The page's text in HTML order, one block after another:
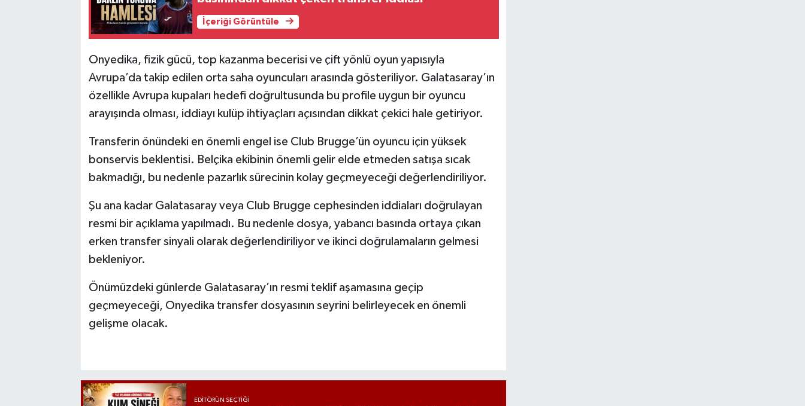
İçeriği Görüntüle
Onyedika, fizik gücü, top kazanma becerisi ve çift yönlü oyun yapısıyla
Avrupa’da takip edilen orta saha oyuncuları arasında gösteriliyor. Galatasaray’ın
özellikle Avrupa kupaları hedefi doğrultusunda bu profile uygun bir oyuncu
arayışında olması, iddiayı kulüp ihtiyaçları açısından dikkat çekici hale getiriyor.
Transferin önündeki en önemli engel ise Club Brugge’ün oyuncu için yüksek
bonservis beklentisi. Belçika ekibinin önemli gelir elde etmeden satışa sıcak
bakmadığı, bu nedenle pazarlık sürecinin kolay geçmeyeceği değerlendiriliyor.
Şu ana kadar Galatasaray veya Club Brugge cephesinden iddiaları doğrulayan
resmi bir açıklama yapılmadı. Bu nedenle dosya, yabancı basında ortaya çıkan
erken transfer sinyali olarak değerlendiriliyor ve ikinci doğrulamaların gelmesi
bekleniyor.
Önümüzdeki günlerde Galatasaray’ın resmi teklif aşamasına geçip
geçmeyeceği, Onyedika transfer dosyasının seyrini belirleyecek en önemli
gelişme olacak.
EDITÖRÜN SEÇTIĞI